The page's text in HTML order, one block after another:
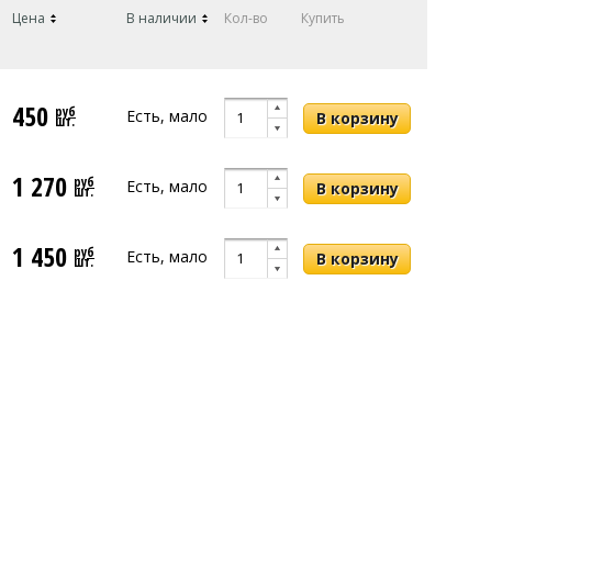
Цена В наличии Кол-во Купить
450 руб
шт. Есть, мало
1 270 руб
шт. Есть, мало
1 450 руб
шт. Есть, мало